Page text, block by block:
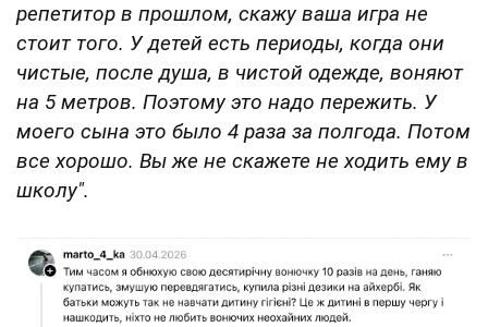
репетитор в прошлом, скажу ваша игра не
стоит того. У детей есть периоды, когда они
чистые, после душа, в чистой одежде, воняют
на 5 метров. Поэтому это надо пережить. У
моего сына это было 4 раза за полгода. Потом
все хорошо. Вы же не скажете не ходить ему в
школу".